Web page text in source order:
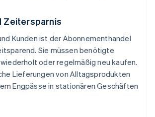
Zeitersparnis
Kunden ist der Abonnementhandel
Sie müssen benötigte
oder regelmäßig neu kaufen.
Lieferungen von Alltagsprodukten
Engpässe in stationären Geschäften